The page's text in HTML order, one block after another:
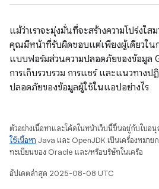
แม้ว่าเราจะมุ่งมั่นที่จะสร้างความโปร่งใ
คุณมีหน้าที่รับผิดชอบแต่เพียงผู้เดียวใน
แบบฟอร์มส่วนความปลอดภัยของข้อมูล
การเก็บรวบรวม การแชร์ และแนวทางป
ปลอดภัยของข้อมูลผู้ใช้ในแอปอย่างไร
ตัวอย่างเนื้อหาและโค้ดในหน้าเว็บนี้ขึ้นอยู่กับใบอ
ใช้เนื้อหา Java และ OpenJDK เป็นเครื่องหมาย
ทะเบียนของ Oracle และ/หรือบริษัทในเครือ
อัปเดตล่าสุด 2025-08-08 UTC